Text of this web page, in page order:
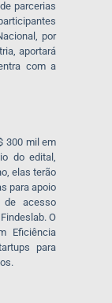
parcerias
por
aportará
com a
300 mil em
do edital,
elas terão
para apoio
de acesso
O
Eficiência
para